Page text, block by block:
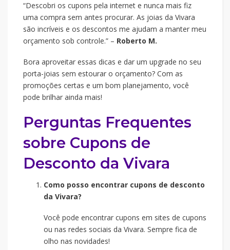
“Descobri os cupons pela internet e nunca mais fiz
uma compra sem antes procurar. As joias da Vivara
são incríveis e os descontos me ajudam a manter meu
orçamento sob controle.” – Roberto M.
Bora aproveitar essas dicas e dar um upgrade no seu
porta-joias sem estourar o orçamento? Com as
promoções certas e um bom planejamento, você
pode brilhar ainda mais!
Perguntas Frequentes
sobre Cupons de
Desconto da Vivara
Como posso encontrar cupons de desconto
da Vivara?
Você pode encontrar cupons em sites de cupons
ou nas redes sociais da Vivara. Sempre fica de
olho nas novidades!